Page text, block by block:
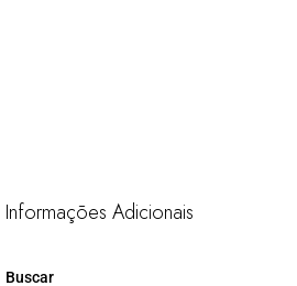
Informações Adicionais
Buscar